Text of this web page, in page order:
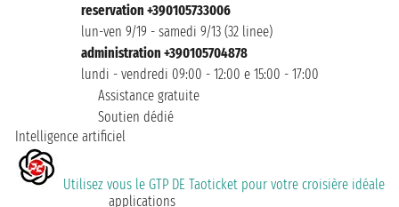
reservation +390105733006
lun-ven 9/19 - samedi 9/13 (32 linee)
administration +390105704878
lundi - vendredi 09:00 - 12:00 e 15:00 - 17:00
Assistance gratuite
Soutien dédié
Intelligence artificiel
Utilisez vous le GTP DE Taoticket pour votre croisière idéale
applications